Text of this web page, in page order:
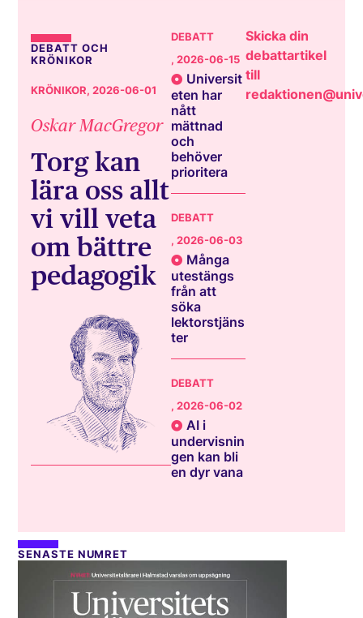
DEBATT OCH
KRÖNIKOR
KRÖNIKOR, 2026-06-01
Oskar MacGregor
Torg kan
lära oss allt
vi vill veta
om bättre
pedagogik
DEBATT
, 2026-06-15
Universit
eten har
nått
mättnad
och
behöver
prioritera
DEBATT
, 2026-06-03
Många
utestängs
från att
söka
lektorstjäns
ter
DEBATT
, 2026-06-02
AI i
undervisnin
gen kan bli
en dyr vana
Skicka din
debattartikel
till
SENASTE NUMRET